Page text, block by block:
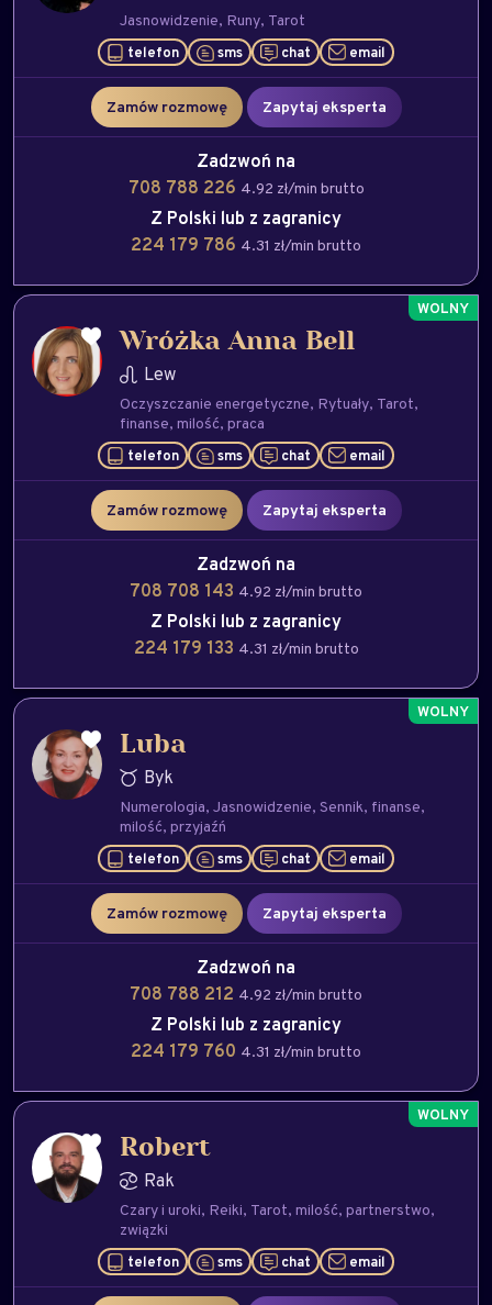
Jasnowidzenie Runy Tarot
telefon sms chat email
Zamów rozmowę Zapytaj eksperta
Zadzwoń na
708 788 226 4.92 zł/min brutto
Z Polski lub z zagranicy
224 179 786 4.31 zł/min brutto
Wróżka Anna Bell
Lew
Oczyszczanie energetyczne Rytuały Tarot
finanse milość praca
telefon sms chat email
Zamów rozmowę Zapytaj eksperta
Zadzwoń na
708 708 143 4.92 zł/min brutto
Z Polski lub z zagranicy
224 179 133 4.31 zł/min brutto
Luba
Byk
Numerologia Jasnowidzenie Sennik finanse
milość przyjaźń
telefon sms chat email
Zamów rozmowę Zapytaj eksperta
Zadzwoń na
708 788 212 4.92 zł/min brutto
Z Polski lub z zagranicy
224 179 760 4.31 zł/min brutto
Robert
Rak
Czary i uroki Reiki Tarot milość partnerstwo
związki
telefon sms chat email